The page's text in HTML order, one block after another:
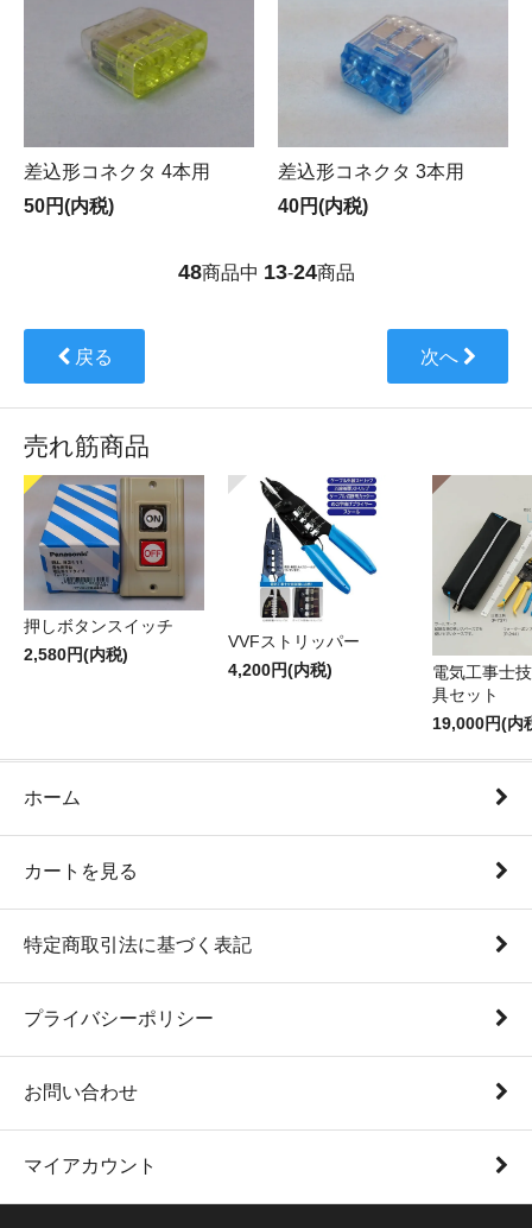
差込形コネクタ 4本用
50円(内税)
差込形コネクタ 3本用
40円(内税)
48商品中 13-24商品
戻る 次へ
売れ筋商品
押しボタンスイッチ
2,580円(内税)
VVFストリッパー
4,200円(内税)
電気工事士
具セット
19,000円(内
ホーム
カートを見る
特定商取引法に基づく表記
プライバシーポリシー
お問い合わせ
マイアカウント